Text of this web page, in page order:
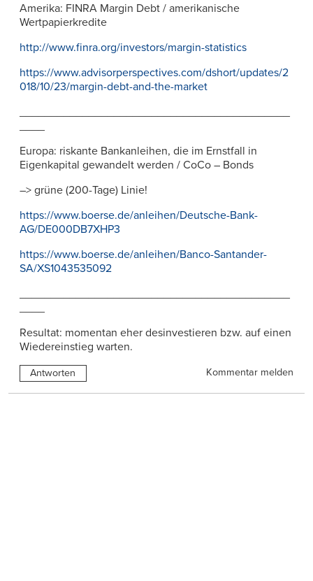
Amerika: FINRA Margin Debt / amerikanische
Wertpapierkredite
http://www.finra.org/investors/margin-statistics
https://www.advisorperspectives.com/dshort/updates/2
018/10/23/margin-debt-and-the-market
Europa: riskante Bankanleihen, die im Ernstfall in
Eigenkapital gewandelt werden / CoCo – Bonds
–> grüne (200-Tage) Linie!
https://www.boerse.de/anleihen/Deutsche-Bank-
AG/DE000DB7XHP3
https://www.boerse.de/anleihen/Banco-Santander-
SA/XS1043535092
Resultat: momentan eher desinvestieren bzw. auf einen
Wiedereinstieg warten.
Antworten Kommentar melden